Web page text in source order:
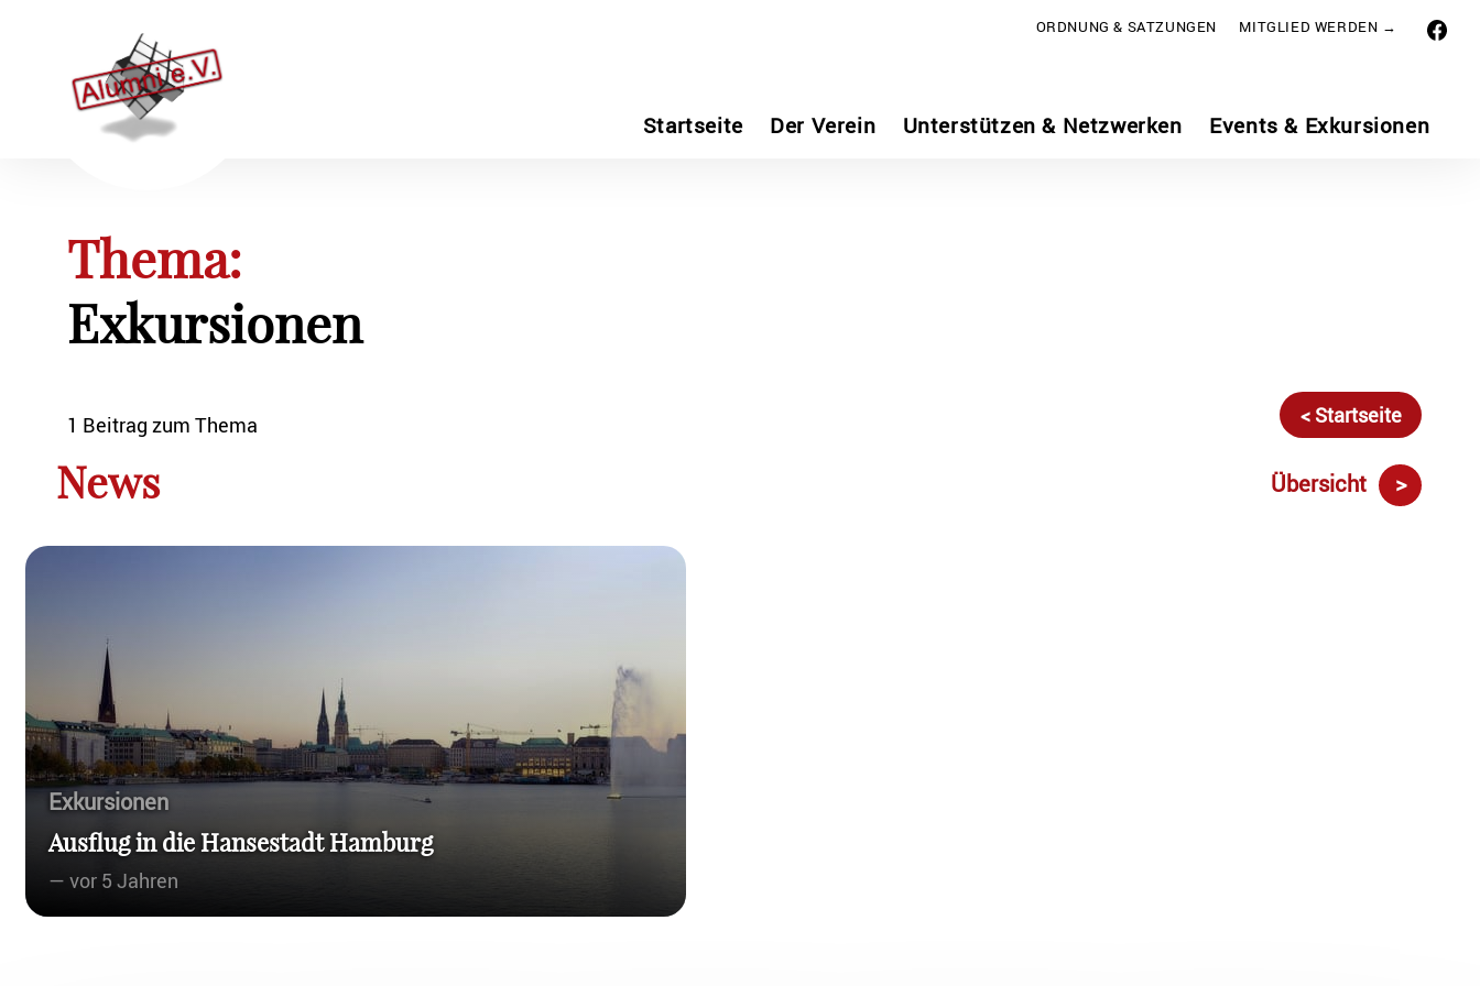
ORDNUNG & SATZUNGEN MITGLIED WERDEN →
Startseite Der Verein Unterstützen & Netzwerken Events & Exkursionen
Thema:
Exkursionen
1 Beitrag zum Thema < Startseite
News Übersicht
Exkursionen
Ausflug in die Hansestadt Hamburg
— vor 5 Jahren